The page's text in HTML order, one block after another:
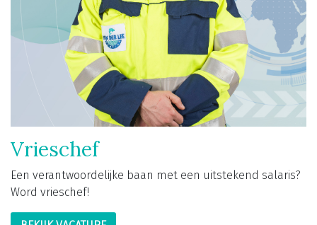
Vrieschef
Een verantwoordelijke baan met een uitstekend salaris?
Word vrieschef!